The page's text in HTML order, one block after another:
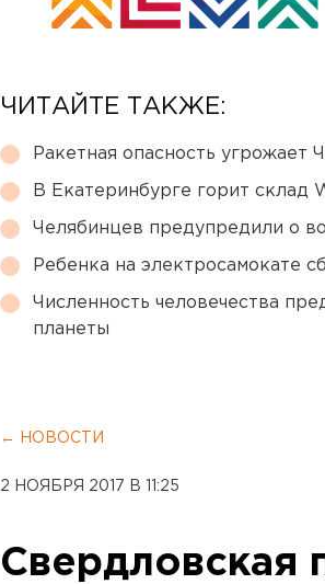
ЧИТАЙТЕ ТАКЖЕ:
Ракетная опасность угрожает
В Екатеринбурге горит склад
Челябинцев предупредили о
Ребенка на электросамокате
Численность человечества
планеты
← НОВОСТИ
2 НОЯБРЯ 2017 В 11:25
Свердловская